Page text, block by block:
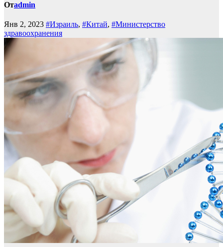
Отadmin
Янв 2, 2023 #Израиль, #Китай, #Министерство
здравоохранения